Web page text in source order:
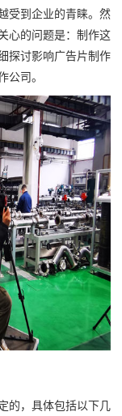
受到企业的青睐。然
心的问题是：制作这
探讨影响广告片制作
公司。
的，具体包括以下几